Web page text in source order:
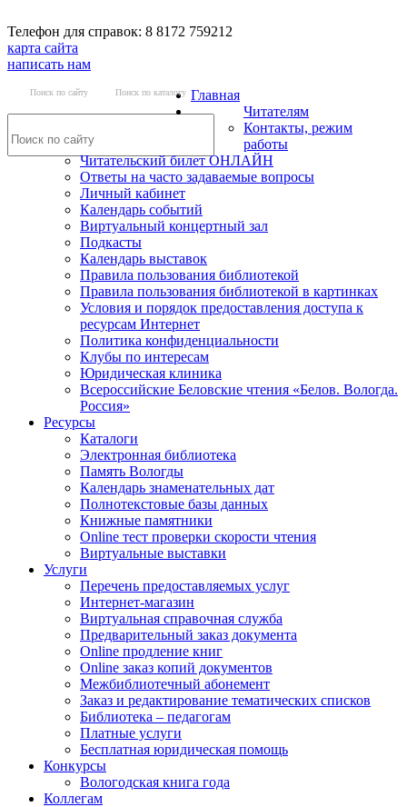
Телефон для справок: 8 8172 759212
карта сайта
написать нам
Поиск по сайту Поиск по каталогу Главная
Читателям
Контакты, режим
работы
Читательский билет ОНЛАЙН
Ответы на часто задаваемые вопросы
Личный кабинет
Календарь событий
Виртуальный концертный зал
Подкасты
Календарь выставок
Правила пользования библиотекой
Правила пользования библиотекой в картинках
Условия и порядок предоставления доступа к
ресурсам Интернет
Политика конфиденциальности
Клубы по интересам
Юридическая клиника
Всероссийские Беловские чтения «Белов. Вологда.
Россия»
Ресурсы
Каталоги
Электронная библиотека
Память Вологды
Календарь знаменательных дат
Полнотекстовые базы данных
Книжные памятники
Online тест проверки скорости чтения
Виртуальные выставки
Услуги
Перечень предоставляемых услуг
Интернет-магазин
Виртуальная справочная служба
Предварительный заказ документа
Online продление книг
Online заказ копий документов
Межбиблиотечный абонемент
Заказ и редактирование тематических списков
Библиотека – педагогам
Платные услуги
Бесплатная юридическая помощь
Конкурсы
Вологодская книга года
Коллегам